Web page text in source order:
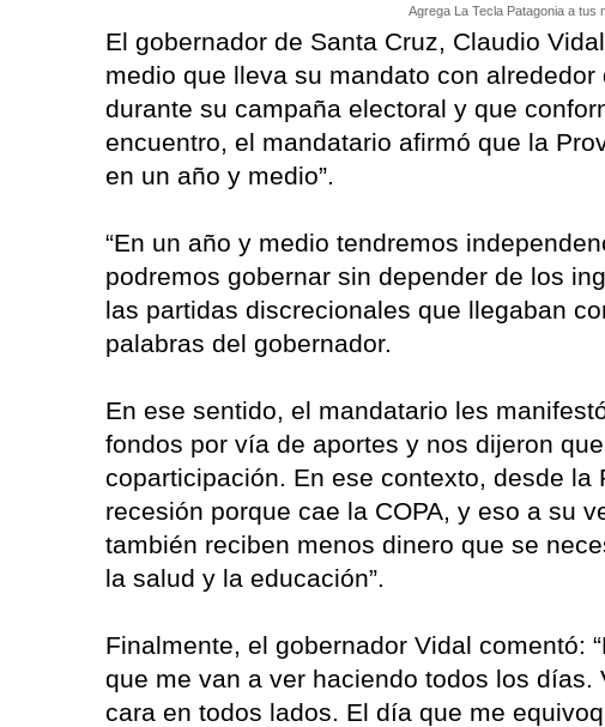
Agrega La Tecla Patagonia a tus
El gobernador de Santa Cruz, Claudio
medio que lleva su mandato con
durante su campaña electoral y que
encuentro, el mandatario afirmó que la
en un año y medio”.
“En un año y medio tendremos
podremos gobernar sin depender de los
las partidas discrecionales que llegaban
palabras del gobernador.
En ese sentido, el mandatario les
fondos por vía de aportes y nos dijeron
coparticipación. En ese contexto, desde
recesión porque cae la COPA, y eso a su
también reciben menos dinero que se
la salud y la educación”.
Finalmente, el gobernador Vidal comentó:
que me van a ver haciendo todos los días.
cara en todos lados. El día que me